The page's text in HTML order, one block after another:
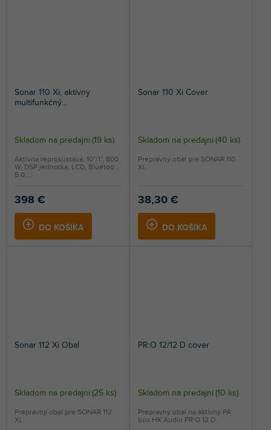
Sonar 110 Xi, aktívny
multifunkčný
Skladom na predajni (19 ks)
398 €
DO KOŠÍKA
Aktívna reprosústava, 10"/1", 800
W, DSP jednotka, LCD, Bluetooth
5.0,...
Sonar 110 Xi Cover
Skladom na predajni (40 ks)
38,30 €
DO KOŠÍKA
Prepravný obal pre SONAR 110
Xi.
Sonar 112 Xi Obal
Skladom na predajni (25 ks)
Prepravný obal pre SONAR 112
Xi.
PR:O 12/12 D cover
Skladom na predajni (10 ks)
Prepravný obal na aktívny PA
box HK Audio PR:O 12 D.